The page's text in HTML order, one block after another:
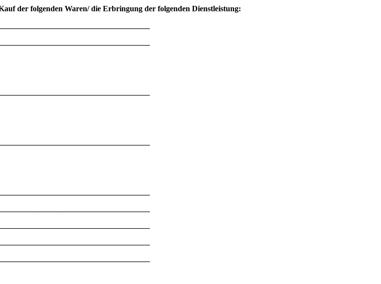
der folgenden Waren/ die Erbringung der folgenden Dienstleistung: